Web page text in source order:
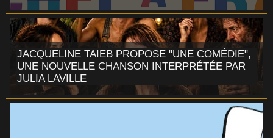
JACQUELINE TAIEB PROPOSE "UNE COMÉDIE",
UNE NOUVELLE CHANSON INTERPRÉTÉE PAR
JULIA LAVILLE